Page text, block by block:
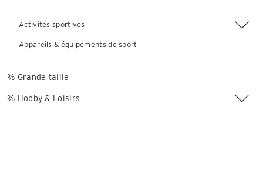
Activités sportives
Appareils & équipements de sport
% Grande taille
% Hobby & Loisirs